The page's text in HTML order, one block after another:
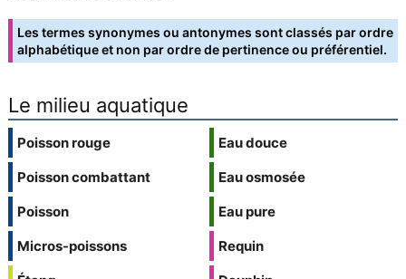
Les termes synonymes ou antonymes sont classés par ordre
alphabétique et non par ordre de pertinence ou préférentiel.
Le milieu aquatique
Poisson rouge
Poisson combattant
Poisson
Micros-poissons
Eau douce
Eau osmosée
Eau pure
Requin